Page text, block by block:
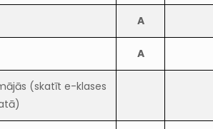
A
A
(skatīt e-klases